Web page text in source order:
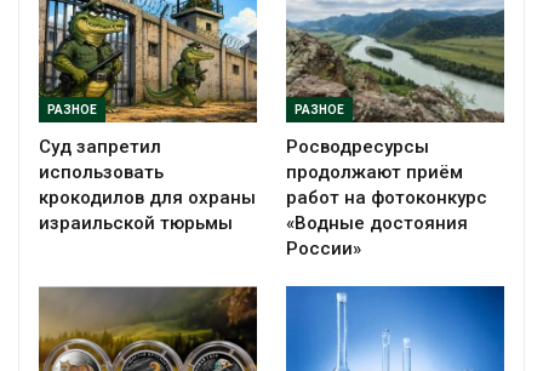
РАЗНОЕ
Суд запретил
использовать
крокодилов для охраны
израильской тюрьмы
РАЗНОЕ
Росводресурсы
продолжают приём
работ на фотоконкурс
«Водные достояния
России»